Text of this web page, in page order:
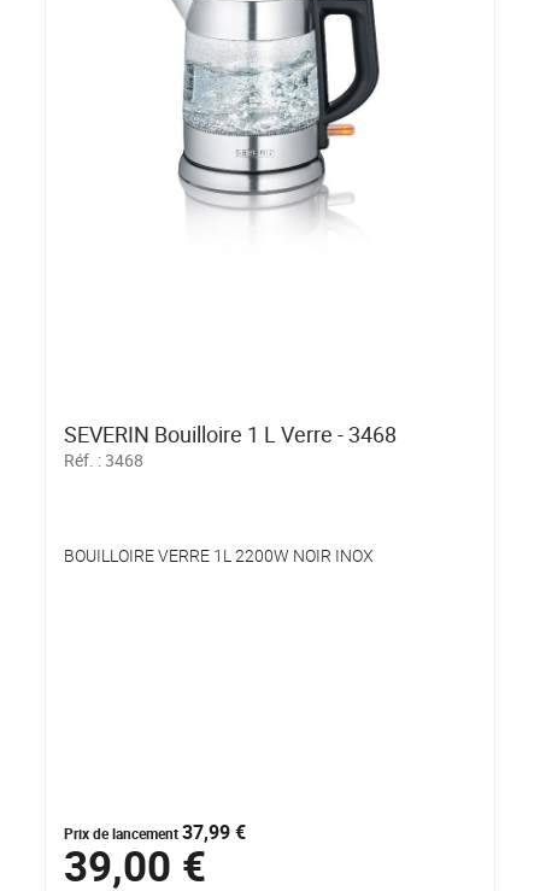
SEVERIN Bouilloire 1 L Verre - 3468
Réf. :3468
BOUILLOIRE VERRE 1L 2200W NOIR INOX
Prix de lancement37,99 €
39,00 €